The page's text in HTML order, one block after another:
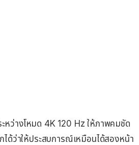
หว่างโหมด 4K 120 Hz ให้ภาพคมชัด
ได้ว่าให้ประสบการณ์เหมือนได้สองหน้า